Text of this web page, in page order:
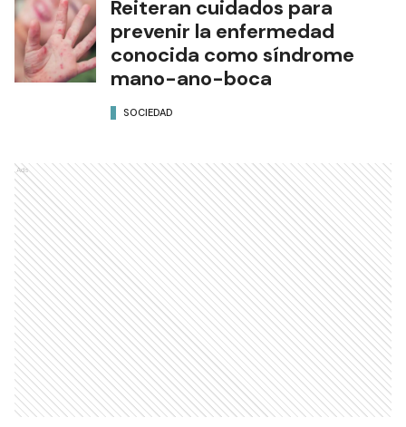
Reiteran cuidados para
prevenir la enfermedad
conocida como síndrome
mano-ano-boca
SOCIEDAD
Ads